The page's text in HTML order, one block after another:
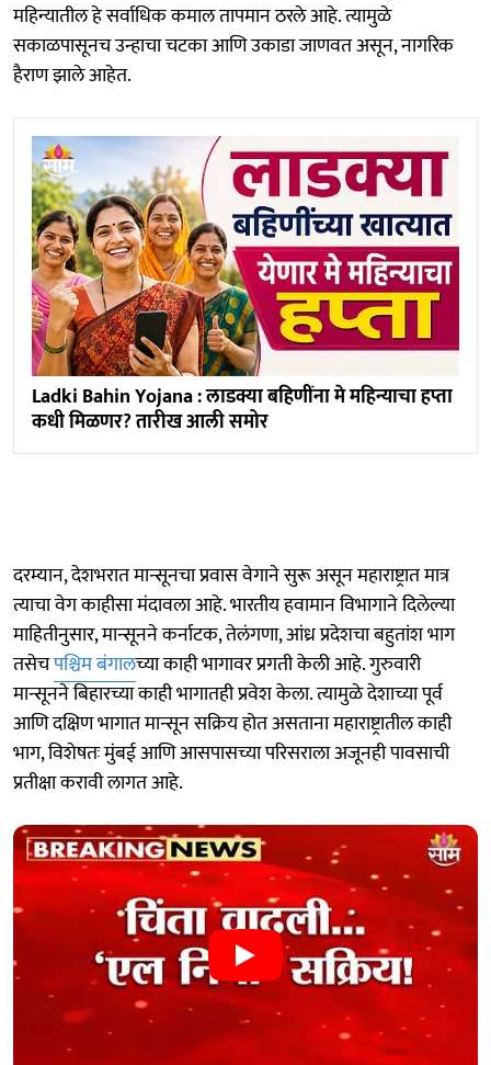
महिन्यातील हे सर्वाधिक कमाल तापमान ठरले आहे. त्यामुळे
सकाळपासूनच उन्हाचा चटका आणि उकाडा जाणवत असून, नागरिक
हैराण झाले आहेत.
Ladki Bahin Yojana : लाडक्या बहिणींना मे महिन्याचा हप्ता
कधी मिळणर? तारीख आली समोर
दरम्यान, देशभरात मान्सूनचा प्रवास वेगाने सुरू असून महाराष्ट्रात मात्र
त्याचा वेग काहीसा मंदावला आहे. भारतीय हवामान विभागाने दिलेल्या
माहितीनुसार, मान्सूनने कर्नाटक, तेलंगणा, आंध्र प्रदेशचा बहुतांश भाग
तसेचपश्चिम बंगालच्या काही भागावर प्रगती केली आहे. गुरुवारी
मान्सूनने बिहारच्या काही भागातही प्रवेश केला. त्यामुळे देशाच्या पूर्व
आणि दक्षिण भागात मान्सून सक्रिय होत असताना महाराष्ट्रातील काही
भाग, विशेषतः मुंबई आणि आसपासच्या परिसराला अजूनही पावसाची
प्रतीक्षा करावी लागत आहे.